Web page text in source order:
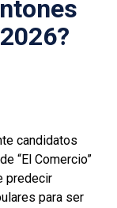
candidatos
“El Comercio”
predecir
para ser